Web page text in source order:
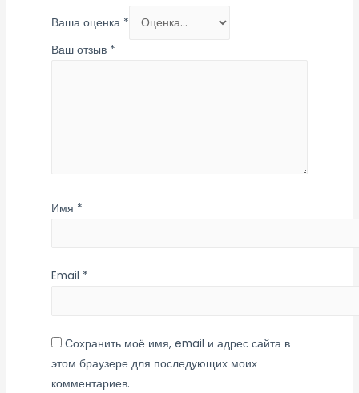
Ваша оценка *
Ваш отзыв *
Имя *
Email *
Сохранить моё имя, email и адрес сайта в
этом браузере для последующих моих
комментариев.